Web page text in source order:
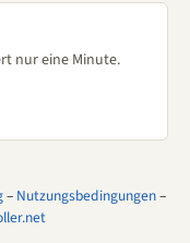
nur eine Minute.
– Nutzungsbedingungen–